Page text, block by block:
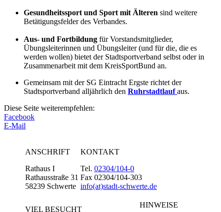
Gesundheitssport und Sport mit Älteren sind weitere
Betätigungsfelder des Verbandes.
Aus- und Fortbildung für Vorstandsmitglieder,
Übungsleiterinnen und Übungsleiter (und für die, die es
werden wollen) bietet der Stadtsportverband selbst oder in
Zusammenarbeit mit dem KreisSportBund an.
Gemeinsam mit der SG Eintracht Ergste richtet der
Stadtsportverband alljährlich den Ruhrstadtlaufaus.
Diese Seite weiterempfehlen:
Facebook
E-Mail
ANSCHRIFT
Rathaus I
Rathausstraße 31
58239 Schwerte
KONTAKT
Tel. 02304/104-0
Fax 02304/104-303
info(at)stadt-schwerte.de
VIEL BESUCHT
HINWEISE